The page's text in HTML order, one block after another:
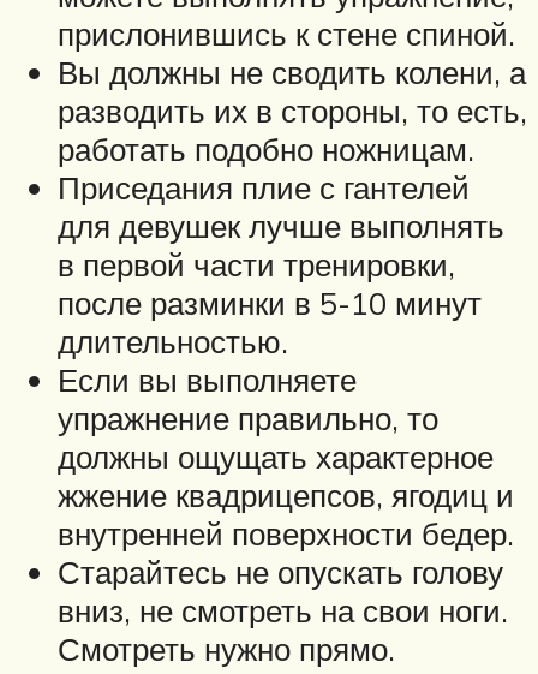
прислонившись к стене спиной.
Вы должны не сводить колени, а
разводить их в стороны, то есть,
работать подобно ножницам.
Приседания плие с гантелей
для девушек лучше выполнять
в первой части тренировки,
после разминки в 5-10 минут
длительностью.
Если вы выполняете
упражнение правильно, то
должны ощущать характерное
жжение квадрицепсов, ягодиц и
внутренней поверхности бедер.
Старайтесь не опускать голову
вниз, не смотреть на свои ноги.
Смотреть нужно прямо.